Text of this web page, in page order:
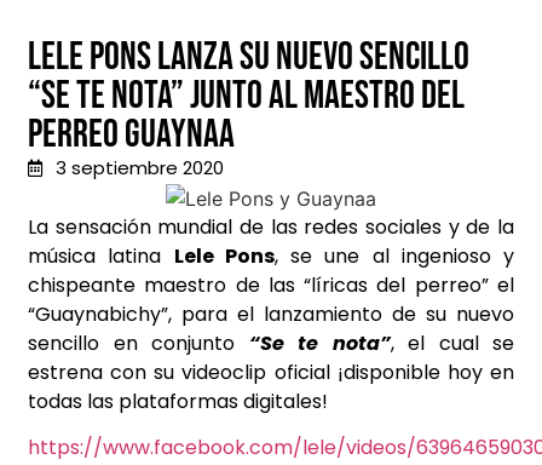
Lele Pons lanza su nuevo sencillo
“Se te nota” junto al maestro del
perreo Guaynaa
3 septiembre 2020
La sensación mundial de las redes sociales y de la
música latina Lele Pons, se une al ingenioso y
chispeante maestro de las “líricas del perreo” el
“Guaynabichy”, para el lanzamiento de su nuevo
sencillo en conjunto “Se te nota”, el cual se
estrena con su videoclip oficial ¡disponible hoy en
todas las plataformas digitales!
https://www.facebook.com/lele/videos/